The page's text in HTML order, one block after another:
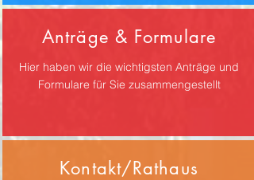
Anträge & Formulare
Hier haben wir die wichtigsten Anträge und
Formulare für Sie zusammengestellt
Kontakt/Rathaus